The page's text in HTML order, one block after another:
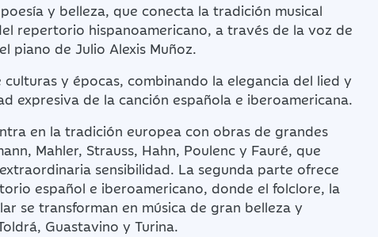
y belleza, que conecta la tradición musical
repertorio hispanoamericano, a través de la voz de
piano de Julio Alexis Muñoz.
y épocas, combinando la elegancia del lied y
expresiva de la canción española e iberoamericana.
en la tradición europea con obras de grandes
Mahler, Strauss, Hahn, Poulenc y Fauré, que
sensibilidad. La segunda parte ofrece
español e iberoamericano, donde el folclore, la
se transforman en música de gran belleza y
Guastavino y Turina.